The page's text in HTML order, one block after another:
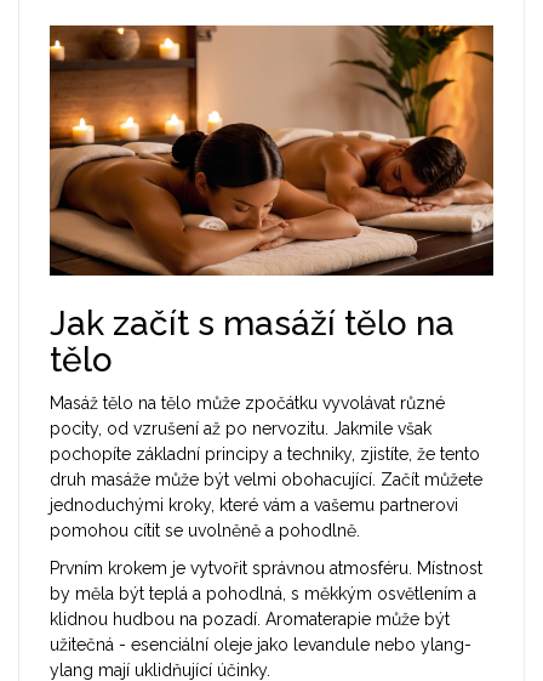
Jak začít s masáží tělo na
tělo
Masáž tělo na tělo může zpočátku vyvolávat různé
pocity, od vzrušení až po nervozitu. Jakmile však
pochopíte základní principy a techniky, zjistíte, že tento
druh masáže může být velmi obohacující. Začít můžete
jednoduchými kroky, které vám a vašemu partnerovi
pomohou cítit se uvolněně a pohodlně.
Prvním krokem je vytvořit správnou atmosféru. Místnost
by měla být teplá a pohodlná, s měkkým osvětlením a
klidnou hudbou na pozadí. Aromaterapie může být
užitečná - esenciální oleje jako levandule nebo ylang-
ylang mají uklidňující účinky.